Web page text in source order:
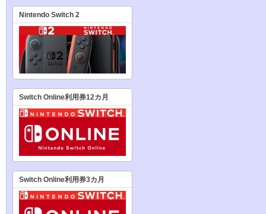
Nintendo Switch 2
Switch Online利用券12カ月
Switch Online利用券3カ月